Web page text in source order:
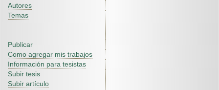
Autores
Temas
Publicar
Como agregar mis trabajos
Información para tesistas
Subir tesis
Subir artículo